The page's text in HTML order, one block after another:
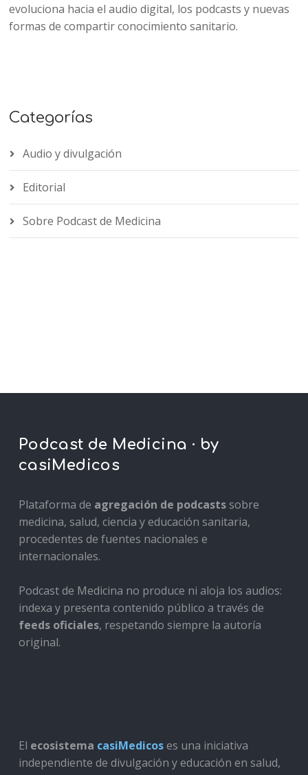
evoluciona hacia el audio digital, los podcasts y nuevas
formas de compartir conocimiento sanitario.
Categorías
Audio y divulgación
Editorial
Sobre Podcast de Medicina
Podcast de Medicina · by
casiMedicos
Plataforma de agregación de podcastssobre
medicina, salud, ciencia y educación sanitaria,
procedentes de fuentes nacionales e
internacionales.
Podcast de Medicina no produce ni aloja los audios:
indexa y presenta contenido público a través de
feeds oficiales, respetando siempre la autoría
original.
El ecosistema casiMedicoses una iniciativa
independiente de divulgación y educación en salud,